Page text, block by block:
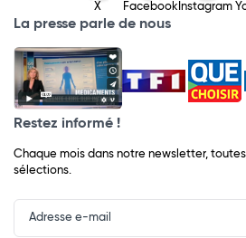
X Facebook Instagram
La presse parle de nous
Restez informé !
Chaque mois dans notre newsletter,
sélections.
Input
Newsletter